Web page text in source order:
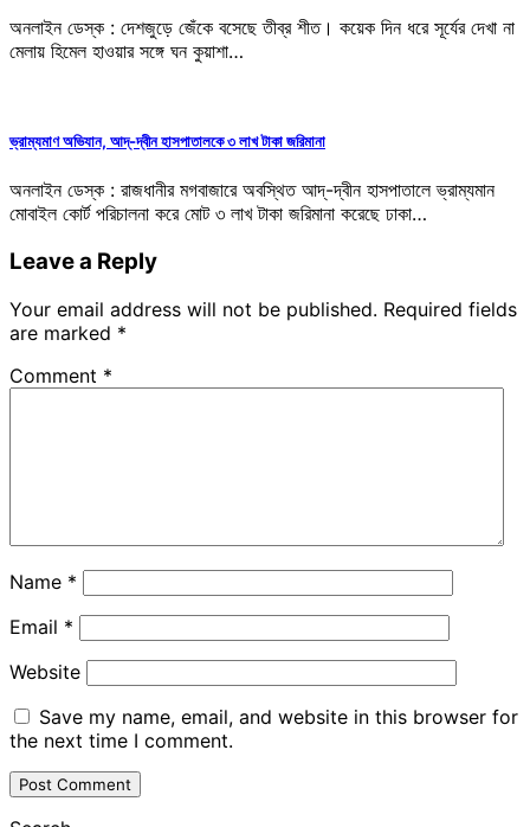
অনলাইন ডেস্ক : দেশজুড়ে জেঁকে বসেছে তীব্র শীত। কয়েক দিন ধরে সূর্যের দেখা না
মেলায় হিমেল হাওয়ার সঙ্গে ঘন কুয়াশা…
ভ্রাম্যমাণ অভিযান, আদ্-দ্বীন হাসপাতালকে ৩ লাখ টাকা জরিমানা
অনলাইন ডেস্ক : রাজধানীর মগবাজারে অবস্থিত আদ্-দ্বীন হাসপাতালে ভ্রাম্যমান
মোবাইল কোর্ট পরিচালনা করে মোট ৩ লাখ টাকা জরিমানা করেছে ঢাকা…
Leave a Reply
Your email address will not be published. Required fields
are marked *
Comment *
Name *
Email *
Website
Save my name, email, and website in this browser for
the next time I comment.